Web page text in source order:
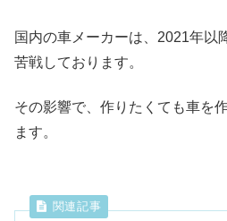
国内の車メーカーは、2021年以
苦戦しております。
その影響で、作りたくても車を
ます。